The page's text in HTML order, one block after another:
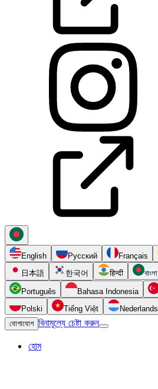
English Русский Français
日本語
한국어 हिन्दी বাংলা
Português Bahasa Indonesia
Polski
Tiếng Việt Nederlands
যোগাযোগ বিনামূল্যে চেষ্টা করুন
হোম